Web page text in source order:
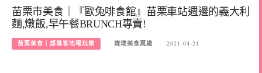
苗栗市美食｜『歐兔啡食館』苗栗車站週邊的義大利
麵,燉飯,早午餐BRUNCH專賣!
苗栗美食｜部落客吃喝玩樂 瑋瑋美食萬歲 2021-04-21